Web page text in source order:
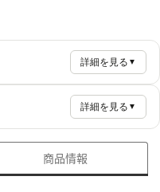
詳細を見る ▼
詳細を見る ▼
商品情報